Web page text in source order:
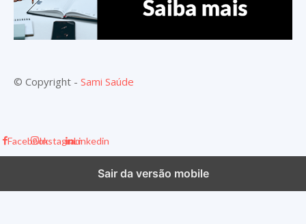
© Copyright - Sami Saúde
FacebookInstagramLinkedin
Sair da versão mobile